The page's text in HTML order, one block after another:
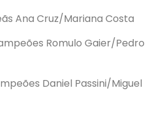
Ana Cruz/Mariana Costa
Romulo Gaier/Pedro
Daniel Passini/Miguel